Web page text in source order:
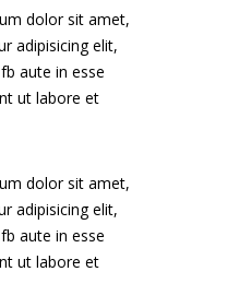
dolor sit amet,
adipisicing elit,
aute in esse
ut labore et
dolor sit amet,
adipisicing elit,
aute in esse
ut labore et